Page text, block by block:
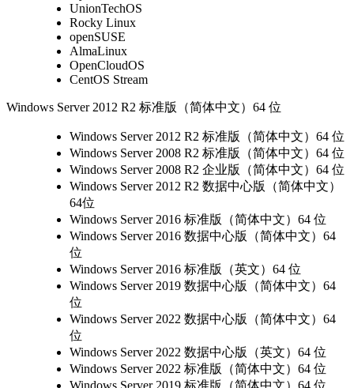
UnionTechOS
Rocky Linux
openSUSE
AlmaLinux
OpenCloudOS
CentOS Stream
Windows Server 2012 R2 标准版（简体中文）64 位
Windows Server 2012 R2 标准版（简体中文）64 位
Windows Server 2008 R2 标准版（简体中文）64 位
Windows Server 2008 R2 企业版（简体中文）64 位
Windows Server 2012 R2 数据中心版（简体中文）
64位
Windows Server 2016 标准版（简体中文）64 位
Windows Server 2016 数据中心版（简体中文）64
位
Windows Server 2016 标准版（英文）64 位
Windows Server 2019 数据中心版（简体中文）64
位
Windows Server 2022 数据中心版（简体中文）64
位
Windows Server 2022 数据中心版（英文）64 位
Windows Server 2022 标准版（简体中文）64 位
Windows Server 2019 标准版（简体中文）64 位